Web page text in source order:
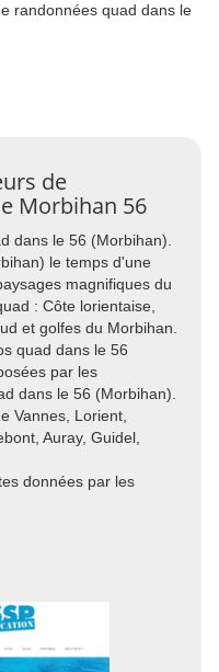
randonnées quad dans le
de
Morbihan 56
dans le 56 (Morbihan).
le temps d'une
magnifiques du
: Côte lorientaise,
et golfes du Morbihan.
quad dans le 56
par les
dans le 56 (Morbihan).
Vannes, Lorient,
Auray, Guidel,
données par les